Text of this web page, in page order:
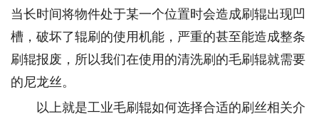
当长时间将物件处于某一个位置时会造成刷辊出现凹
槽，破坏了辊刷的使用机能，严重的甚至能造成整条
刷辊报废，所以我们在使用的清洗刷的毛刷辊就需要
的尼龙丝。
以上就是工业毛刷辊如何选择合适的刷丝相关介